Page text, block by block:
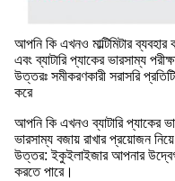
আপনি কি এখনও মাল্টিমিটার ব্যবহার
এবং ব্যাটারি প্যাকের ভারসাম্য
উত্তরঃ সমীকরণকারী সরাসরি
করে
আপনি কি এখনও ব্যাটারি প্যাকের
ভারসাম্য বজায় রাখার প্রয়োজন
উত্তর: ইকুইলাইজার আপনার
করতে পারে।